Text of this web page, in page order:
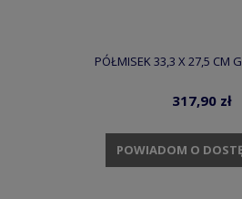
PÓŁMISEK 33,3 X 27,5 CM
317,90 zł
POWIADOM O